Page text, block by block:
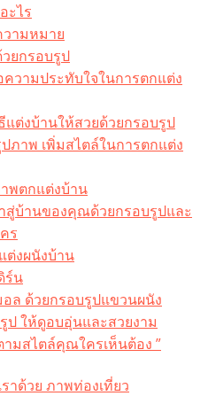
ะไร​
ามหมาย
ยกรอบรูป
วามประทับใจในการตกแต่ง
ต่งบ้านให้สวยด้วยกรอบรูป
ภาพ เพิ่มสไตล์ในการตกแต่ง
พตกแต่งบ้าน
สู่บ้านของคุณด้วยกรอบรูปและ
ร
ต่งผนังบ้าน
ร์น
ล ด้วยกรอบรูปแขวนผนัง
ป ให้ดูอบอุ่นและสวยงาม
มสไตล์คุณใครเห็นต้อง ”
าด้วย ภาพท่องเที่ยว